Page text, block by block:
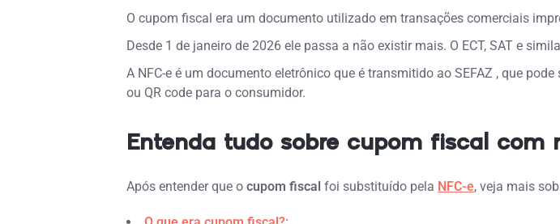
O cupom fiscal era um documento utilizado em transações comerciais
Desde 1 de janeiro de 2026 ele passa a não existir mais. O ECT, SAT e
A NFC-e é um documento eletrônico que é transmitido ao SEFAZ , que
ou QR code para o consumidor.
Entenda tudo sobre cupom fiscal com
Após entender que o cupom fiscal foi substituído pela NFC-e, veja mais